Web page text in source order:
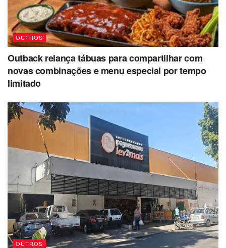
OUTROS
Outback relança tábuas para compartilhar com
novas combinações e menu especial por tempo
limitado
OUTROS